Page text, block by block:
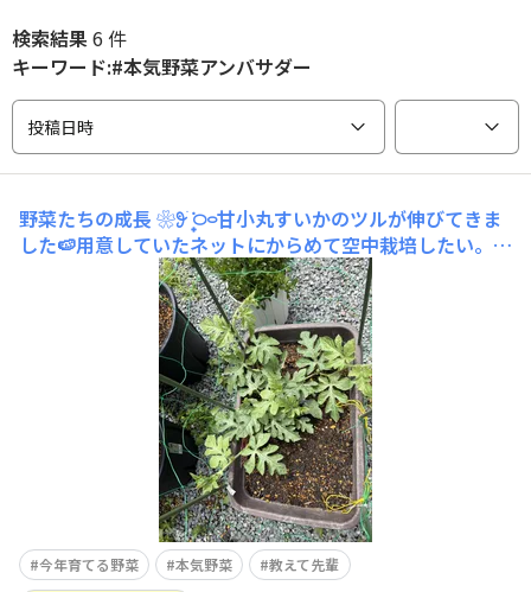
検索結果6 件
キーワード:#本気野菜アンバサダー
投稿日時
野菜たちの成長 ❀𖥨᩠ׄ݁ ࿀࿁甘小丸すいかのツルが伸びてきま
した🍉用意していたネットにからめて空中栽培したい。う
まく出来るのかしら？【2】#節なりプランターきゅうり
🥒のヒゲが可愛いです。勝手にクライミングしてくれるけ
ど横に這わせた方が良いのかしら。​【3】#シュガーミニ2
回目だからか順調🍅欲張って3本仕立てになっ
今年育てる野菜 本気野菜
教えて先輩